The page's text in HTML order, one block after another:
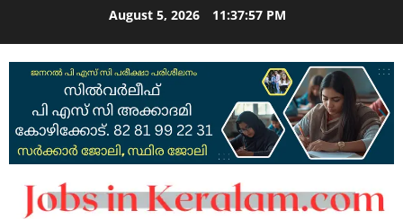
August 5, 2026 11:37:58 PM